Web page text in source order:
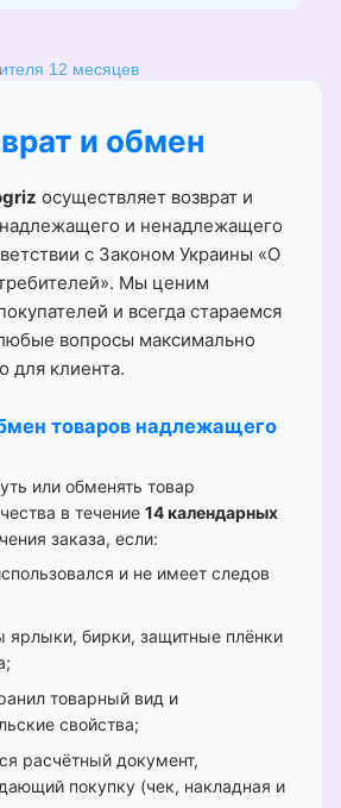
12 месяцев
и обмен
осуществляет возврат и
и ненадлежащего
с Законом Украины «О
Мы ценим
и всегда стараемся
вопросы максимально
для клиента.
товаров надлежащего
или обменять товар
в течение 14 календарных
заказа, если:
и не имеет следов
ярлыки, бирки, защитные плёнки
товарный вид и
свойства;
расчётный документ,
покупку (чек, накладная и